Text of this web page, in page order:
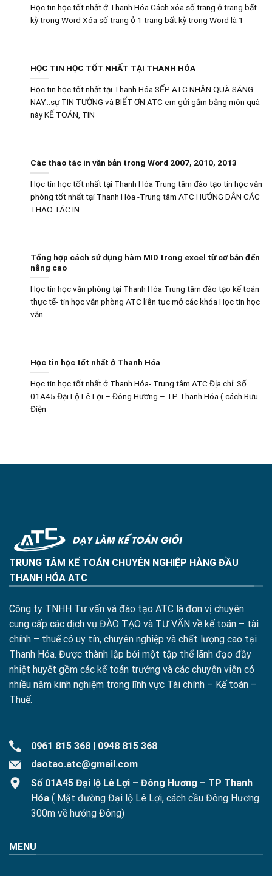
Học tin học tốt nhất ở Thanh Hóa Cách xóa số trang ở trang bất
kỳ trong Word Xóa số trang ở 1 trang bất kỳ trong Word là 1
HỌC TIN HỌC TỐT NHẤT TẠI THANH HÓA
Học tin học tốt nhất tại Thanh Hóa SẾP ATC NHẬN QUÀ SÁNG
NAY…sự TIN TƯỞNG và BIẾT ƠN ATC em gửi gắm bằng món quà
này KẾ TOÁN, TIN
Các thao tác in văn bản trong Word 2007, 2010, 2013
Học tin học tốt nhất tại Thanh Hóa Trung tâm đào tạo tin học văn
phòng tốt nhất tại Thanh Hóa -Trung tâm ATC HƯỚNG DẪN CÁC
THAO TÁC IN
Tổng hợp cách sử dụng hàm MID trong excel từ cơ bản đến
nâng cao
Học tin học văn phòng tại Thanh Hóa Trung tâm đào tạo kế toán
thực tế- tin học văn phòng ATC liên tục mở các khóa Học tin học
văn
Học tin học tốt nhất ở Thanh Hóa
Học tin học tốt nhất ở Thanh Hóa- Trung tâm ATC Địa chỉ: Số
01A45 Đại Lộ Lê Lợi – Đông Hương – TP Thanh Hóa ( cách Bưu
Điện
TRUNG TÂM KẾ TOÁN CHUYÊN NGHIỆP HÀNG ĐẦU
THANH HÓA ATC
Công ty TNHH Tư vấn và đào tạo ATC là đơn vị chuyên
cung cấp các dịch vụ ĐÀO TẠO và TƯ VẤN về kế toán – tài
chính – thuế có uy tín, chuyên nghiệp và chất lượng cao tại
Thanh Hóa. Được thành lập bởi một tập thể lãnh đạo đầy
nhiệt huyết gồm các kế toán trưởng và các chuyên viên có
nhiều năm kinh nghiệm trong lĩnh vực Tài chính – Kế toán –
Thuế.
0961 815 368
0948 815 368
daotao.atc@gmail.com
Số 01A45 Đại lộ Lê Lợi – Đông Hương – TP Thanh
Hóa ( Mặt đường Đại lộ Lê Lợi, cách cầu Đông Hương
300m về hướng Đông)
MENU